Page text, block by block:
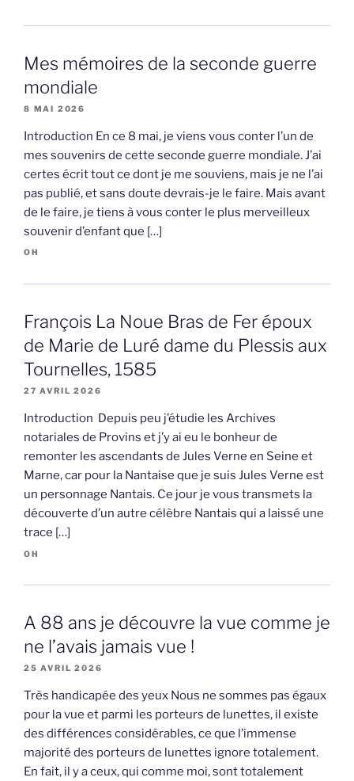
Mes mémoires de la seconde guerre
mondiale
8 MAI 2026
Introduction En ce 8 mai, je viens vous conter l’un de
mes souvenirs de cette seconde guerre mondiale. J’ai
certes écrit tout ce dont je me souviens, mais je ne l’ai
pas publié, et sans doute devrais-je le faire. Mais avant
de le faire, je tiens à vous conter le plus merveilleux
souvenir d’enfant que […]
OH
François La Noue Bras de Fer époux
de Marie de Luré dame du Plessis aux
Tournelles, 1585
27 AVRIL 2026
Introduction Depuis peu j’étudie les Archives
notariales de Provins et j’y ai eu le bonheur de
remonter les ascendants de Jules Verne en Seine et
Marne, car pour la Nantaise que je suis Jules Verne est
un personnage Nantais. Ce jour je vous transmets la
découverte d’un autre célèbre Nantais qui a laissé une
trace […]
OH
A 88 ans je découvre la vue comme je
ne l’avais jamais vue !
25 AVRIL 2026
Très handicapée des yeux Nous ne sommes pas égaux
pour la vue et parmi les porteurs de lunettes, il existe
des différences considérables, ce que l’immense
majorité des porteurs de lunettes ignore totalement.
En fait, il y a ceux, qui comme moi, sont totalement